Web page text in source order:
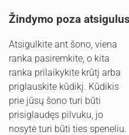
Žindymo poza
Atsigulkite ant šono, viena
ranka pasiremkite, o kita
ranka prilaikykite krūtį arba
priglauskite kūdikį. Kūdikis
prie jūsų šono turi būti
prisiglaudęs pilvuku, jo
nosytė turi būti ties speneliu.